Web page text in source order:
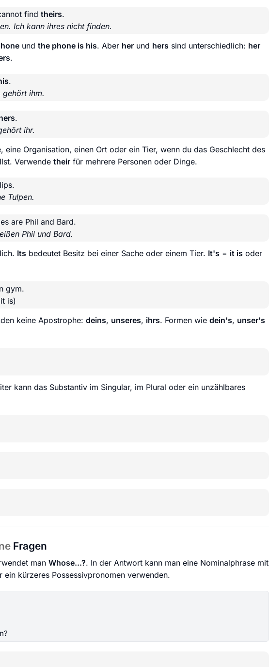
find theirs.
Ich kann ihres nicht finden.
und the phone is his. Aber her und hers sind unterschiedlich: her
.
.
gehört ihm.
.
ihr.
eine Organisation, einen Ort oder ein Tier, wenn du das Geschlecht des
Verwende their für mehrere Personen oder Dinge.
Tulpen.
are Phil and Bard.
Phil und Bard.
Its bedeutet Besitz bei einer Sache oder einem Tier. It's = it is oder
gym.
is)
keine Apostrophe: deins, unseres, ihrs. Formen wie dein's, unser's
kann das Substantiv im Singular, im Plural oder ein unzählbares
Fragen
man Whose...?. In der Antwort kann man eine Nominalphrase mit
ein kürzeres Possessivpronomen verwenden.